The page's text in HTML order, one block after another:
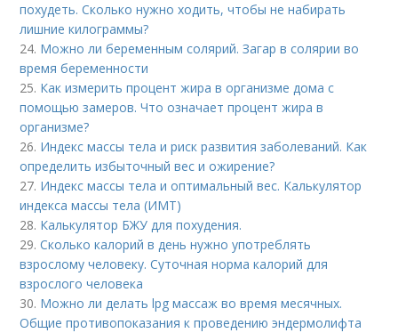
похудеть. Сколько нужно ходить, чтобы не набирать
лишние килограммы?
24. Можно ли беременным солярий. Загар в солярии во
время беременности
25. Как измерить процент жира в организме дома с
помощью замеров. Что означает процент жира в
организме?
26. Индекс массы тела и риск развития заболеваний. Как
определить избыточный вес и ожирение?
27. Индекс массы тела и оптимальный вес. Калькулятор
индекса массы тела (ИМТ)
28. Калькулятор БЖУ для похудения.
29.Сколько калорий в день нужно употреблять
взрослому человеку. Суточная норма калорий для
взрослого человека
30. Можно ли делать lpg массаж во время месячных.
Общие противопоказания к проведению эндермолифта